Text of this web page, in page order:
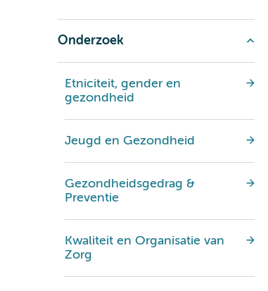
Onderzoek
Etniciteit, gender en
gezondheid
Jeugd en Gezondheid
Gezondheidsgedrag &
Preventie
Kwaliteit en Organisatie van
Zorg